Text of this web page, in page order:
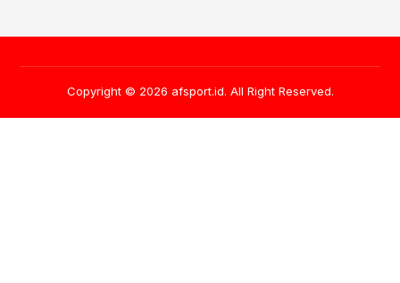
Copyright © 2026 afsport.id. All Right Reserved.